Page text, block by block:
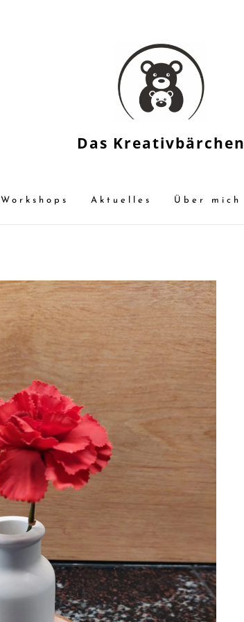
Das Kreativbärchen
Workshops Aktuelles Über mich